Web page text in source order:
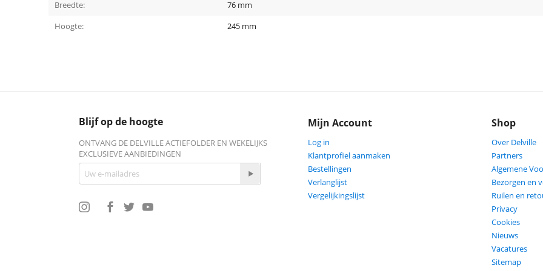
Breedte:
76 mm
Hoogte:
245 mm
Blijf op de hoogte
ONTVANG DE DELVILLE ACTIEFOLDER EN WEKELIJKS
EXCLUSIEVE AANBIEDINGEN
Mijn Account
Log in
Klantprofiel aanmaken
Bestellingen
Verlanglijst
Vergelijkingslijst
Shop
Over Delville
Partners
Algemene
Bezorgen en
Ruilen en
Privacy
Cookies
Nieuws
Vacatures
Sitemap